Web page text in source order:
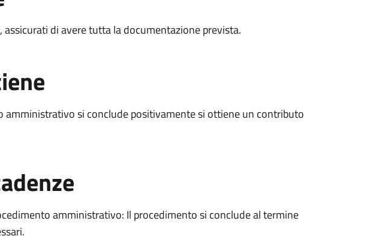
assicurati di avere tutta la documentazione prevista.
amministrativo si conclude positivamente si ottiene un contributo
amministrativo: Il procedimento si conclude al termine